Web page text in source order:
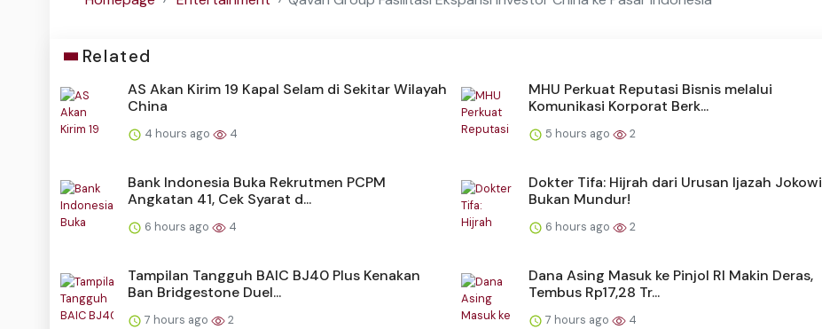
Related
AS Akan Kirim 19 Kapal Selam di Sekitar Wilayah
China
4 hours ago 4
MHU Perkuat Reputasi Bisnis melalui
Komunikasi Korporat Berk...
5 hours ago 2
Bank Indonesia Buka Rekrutmen PCPM
Angkatan 41, Cek Syarat d...
6 hours ago 4
Dokter Tifa: Hijrah dari Urusan Ijazah Jokowi
Bukan Mundur!
6 hours ago 2
Tampilan Tangguh BAIC BJ40 Plus Kenakan
Ban Bridgestone Duel...
7 hours ago 2
Dana Asing Masuk ke Pinjol RI Makin Deras,
Tembus Rp17,28 Tr...
7 hours ago 4